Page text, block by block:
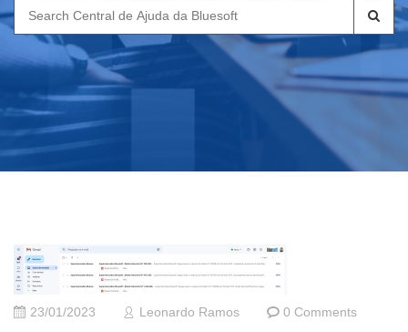
Search
for:
23/01/2023 Leonardo Ramos 0 Comments